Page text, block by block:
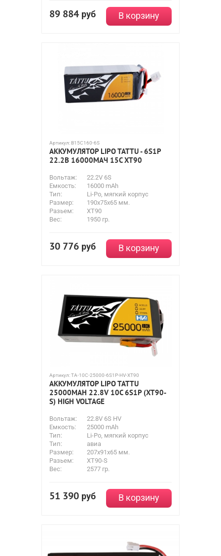
89 884 руб В корзину
Артикул: B15C160-6S
АККУМУЛЯТОР LIPO TATTU - 6S1P
22.2В 16000МАЧ 15C XT90
Вольтаж:
22.2V 6S
Емкость:
16000 mAh
Тип:
Li-Po, мягкий корпус
Размер:
190x75x65 мм.
Разьем:
XT90
Вес:
1950 гр.
30 776 руб В корзину
Артикул:TA-10C-25000-6S1P-HV-XT90
АККУМУЛЯТОР LIPO TATTU
25000MAH 22.8V 10C 6S1P (XT90-
S) HIGH VOLTAGE
Вольтаж:
22.8V 6S HV
Емкость:
25000 mAh
Тип:
Li-Po, мягкий корпус
Тип:
авиа
Размер:
207x91x65 мм.
Разьем:
XT90-S
Вес:
2577 гр.
51 390 руб В корзину